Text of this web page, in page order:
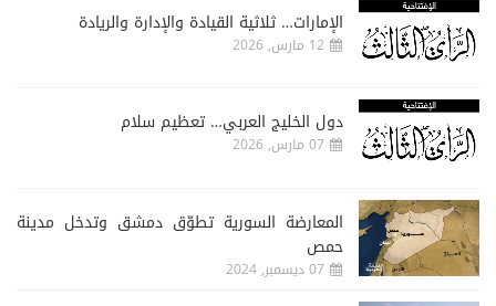
الإمارات… ثلاثية القيادة والإدارة والريادة
12 مارس, 2026
دول الخليج العربي… تعظيم سلام
07 مارس, 2026
المعارضة السورية تطوّق دمشق وتدخل مدينة
حمص
07 ديسمبر, 2024